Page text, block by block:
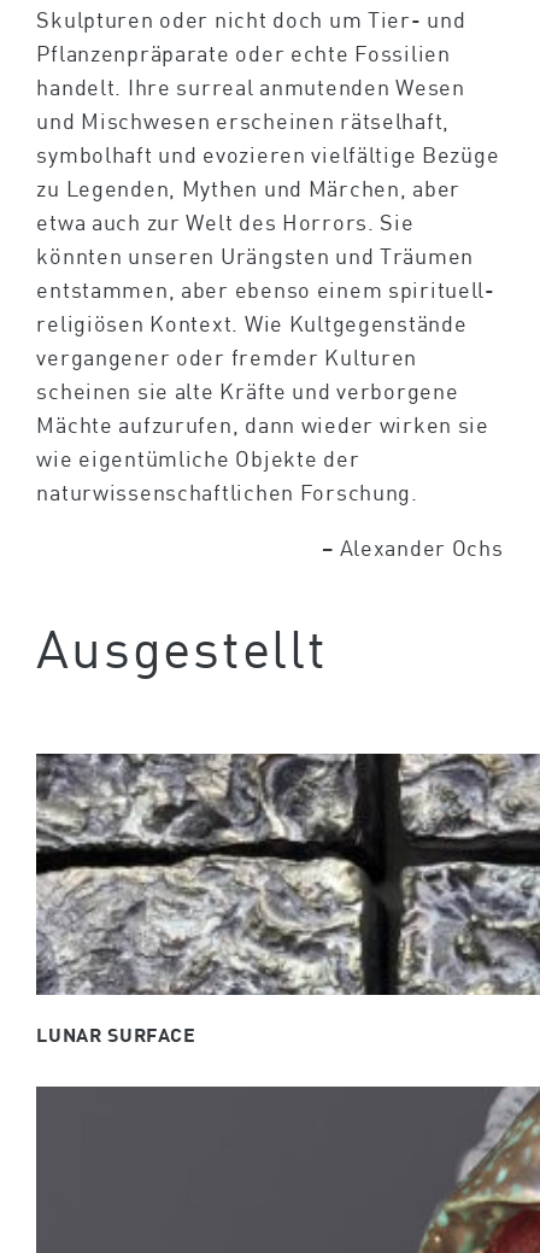
Skulpturen oder nicht doch um Tier- und
Pflanzenpräparate oder echte Fossilien
handelt. Ihre surreal anmutenden Wesen
und Mischwesen erscheinen rätselhaft,
symbolhaft und evozieren vielfältige Bezüge
zu Legenden, Mythen und Märchen, aber
etwa auch zur Welt des Horrors. Sie
könnten unseren Urängsten und Träumen
entstammen, aber ebenso einem spirituell-
religiösen Kontext. Wie Kultgegenstände
vergangener oder fremder Kulturen
scheinen sie alte Kräfte und verborgene
Mächte aufzurufen, dann wieder wirken sie
wie eigentümliche Objekte der
naturwissenschaftlichen Forschung.
– Alexander Ochs
Ausgestellt
LUNAR SURFACE